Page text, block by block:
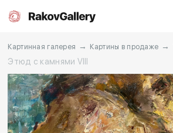
Екатеринбург
RU EN CN
Картинная галерея → Картины в продаже →
Этюд с камнями VIII